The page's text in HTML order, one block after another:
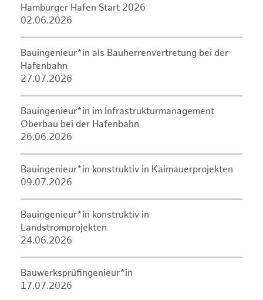
Hamburger Hafen Start 2026
02.06.2026
Bauingenieur*in als Bauherrenvertretung bei der
Hafenbahn
27.07.2026
Bauingenieur*in im Infrastrukturmanagement
Oberbau bei der Hafenbahn
26.06.2026
Bauingenieur*in konstruktiv in Kaimauerprojekten
09.07.2026
Bauingenieur*in konstruktiv in
Landstromprojekten
24.06.2026
Bauwerksprüfingenieur*in
17.07.2026